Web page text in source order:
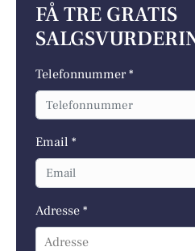
FÅ TRE GRATIS
Telefonnummer *
Email *
Adresse *
Adresse